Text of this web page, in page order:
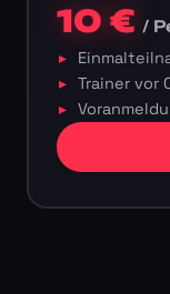
10 €/
Trainer vor